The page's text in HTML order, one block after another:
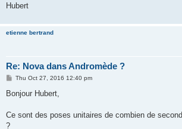
Hubert
etienne bertrand
Re: Nova dans Andromède ?
P
s
Thu Oct 27, 2016 12:40 pm
Bonjour Hubert,
Ce sont des poses unitaires de combien de
?